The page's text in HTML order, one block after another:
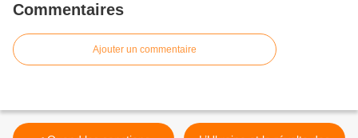
Commentaires
Ajouter un commentaire